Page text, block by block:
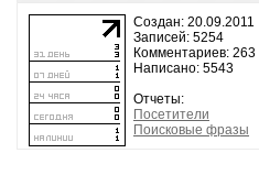
Создан: 20.09.2011
Записей: 5254
Комментариев: 263
Написано: 5543
Отчеты:
Посетители
Поисковые фразы